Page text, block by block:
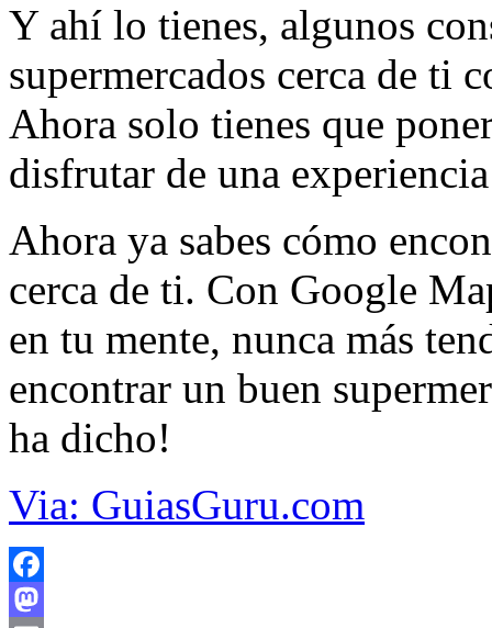
Y ahí lo tienes, algunos
supermercados cerca de ti
Ahora solo tienes que
disfrutar de una
Ahora ya sabes cómo
cerca de ti. Con Google
en tu mente, nunca más
encontrar un buen
ha dicho!
Via: GuiasGuru.com
Facebook